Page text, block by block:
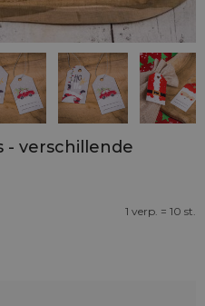
- verschillende
1 verp. = 10 st.